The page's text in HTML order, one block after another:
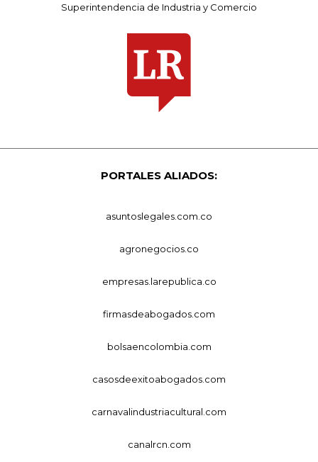
Superintendencia de Industria y Comercio
PORTALES ALIADOS:
asuntoslegales.com.co
agronegocios.co
empresas.larepublica.co
firmasdeabogados.com
bolsaencolombia.com
casosdeexitoabogados.com
carnavalindustriacultural.com
canalrcn.com